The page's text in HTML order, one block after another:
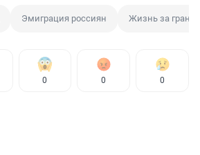
Эмиграция россиян Жизнь за
0 0 0